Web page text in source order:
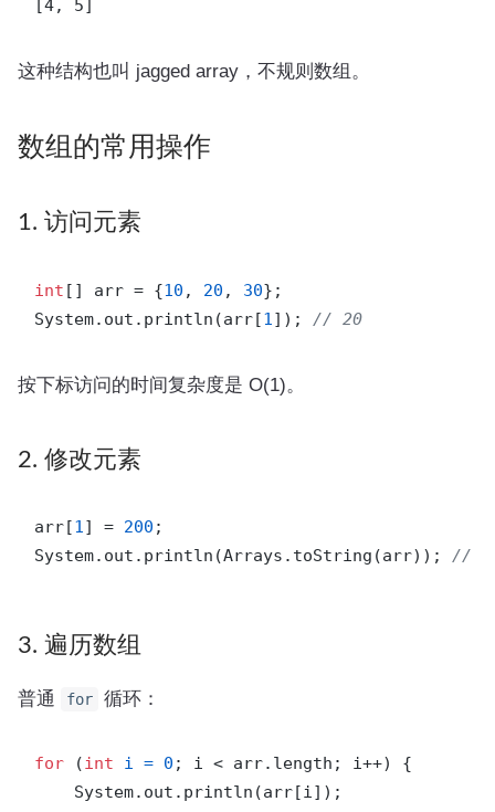
这种结构也叫 jagged array，不规则数组。
数组的常用操作
1. 访问元素
int [] arr = {10 , 20 , 30};
System.out.println(arr[1 ]); // 20
按下标访问的时间复杂度是 O(1)。
2. 修改元素
arr[1] = 200 ;
System.out.println(Arrays.toString(arr)); //
3. 遍历数组
普通 for 循环：
for (int i = 0 ; i < arr.length; i++) {
    System.out.println(arr[i]);